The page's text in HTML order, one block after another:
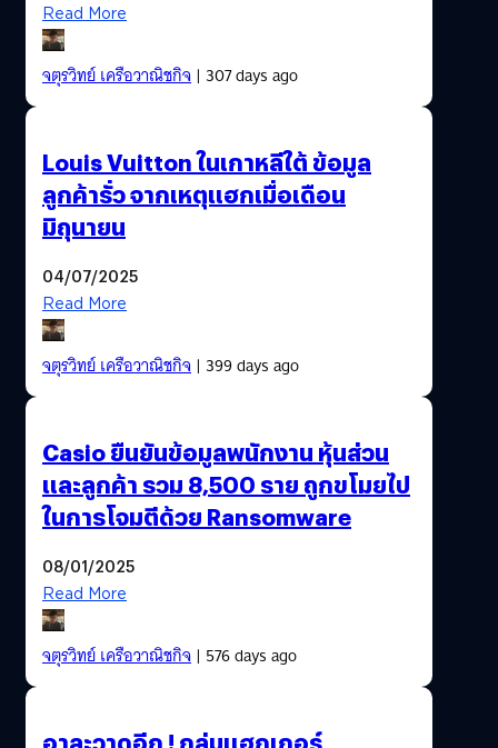
Read More
จตุรวิทย์ เครือวาณิชกิจ| 307 days ago
Louis Vuitton ในเกาหลีใต้ ข้อมูล
ลูกค้ารั่ว จากเหตุแฮกเมื่อเดือน
มิถุนายน
04/07/2025
Read More
จตุรวิทย์ เครือวาณิชกิจ| 399 days ago
Casio ยืนยันข้อมูลพนักงาน หุ้นส่วน
และลูกค้า รวม 8,500 ราย ถูกขโมยไป
ในการโจมตีด้วย Ransomware
08/01/2025
Read More
จตุรวิทย์ เครือวาณิชกิจ| 576 days ago